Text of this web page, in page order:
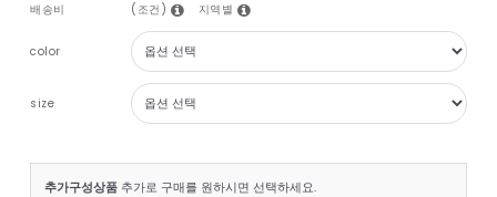
배송비 (조건) 지역별
color
size
추가구성상품 추가로 구매를 원하시면 선택하세요.